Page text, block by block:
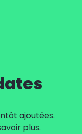
ajoutées.
plus.